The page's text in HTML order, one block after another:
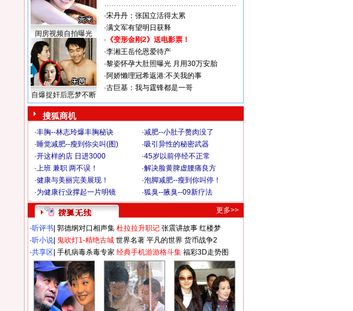
闺房视频自拍曝光
自爆捉奸后恶梦不断
·宋丹丹：张国立活得太累
·满文军有望明日获释
· 《变形金刚2》送电影票！
·李湘王岳伦恩爱待产
·黎姿怀孕大肚照曝光 月用30万安胎
·阿娇懒理冠希返港:不关我的事
·古巨基：我与霆锋都是一哥
搜狐商机
·丰胸--林志玲爆丰胸秘诀 ·减肥--小肚子赘肉没了
·睡觉减肥--瘦到你尖叫(图) ·吸引异性的秘密武器
·开这样的店 日进3000 ·45岁以前停经不正常
·上班 兼职 两不误！ ·解决脸黄脾虚腰痛良方
·健康与美丽完美展现！ ·泡脚减肥--瘦到你叫停！
·为健康行业撑起一片明镜 ·狐臭--腋臭--09新疗法
更多>>
·听评书 郭德纲对口相声集 杜拉拉升职记 张震讲故事 红楼梦
·听小说 鬼吹灯1-精绝古城 世界名著 平凡的世界 货币战争2
·共享区 手机病毒杀毒专家 经典手机游游格斗集 福彩3D走势图